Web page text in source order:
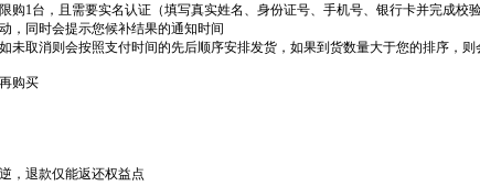
购1台，且需要实名认证（填写真实姓名、身份证号、手机号、银行卡并完成校验
，同时会提示您候补结果的通知时间
未取消则会按照支付时间的先后顺序安排发货，如果到货数量大于您的排序，
购买
，退款仅能返还权益点